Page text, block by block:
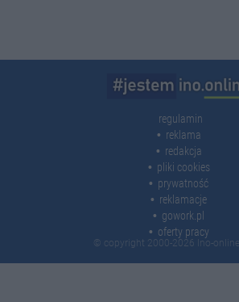
regulamin
reklama
redakcja
pliki cookies
prywatność
reklamacje
gowork.pl
oferty pracy
© copyright 2000-2026 Ino-